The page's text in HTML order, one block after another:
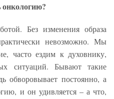
Без изменения образа
невозможно. Мы
часто ездим к духовнику,
ситуаций. Бывают такие
обворовывает постоянно, а
и он удивляется – а что,